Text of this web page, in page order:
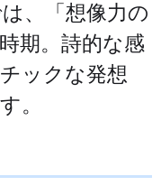
、「想像力の
期。詩的な感
ックな発想
。